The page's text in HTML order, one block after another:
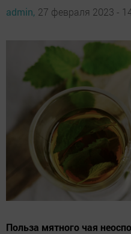
admin, 27 февраля 2023 -
Польза мятного чая